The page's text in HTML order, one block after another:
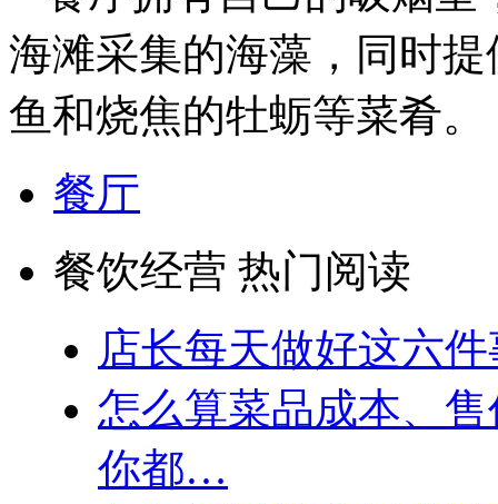
海滩采集的海藻，同时
鱼和烧焦的牡蛎等菜肴。
餐厅
餐饮经营 热门阅读
店长每天做好这六
怎么算菜品成本、
你都…